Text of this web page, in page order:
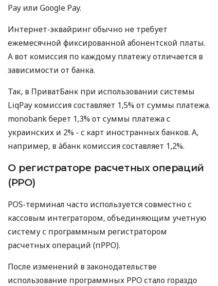
Pay или Google Pay.
Интернет-эквайринг обычно не требует
ежемесячной фиксированной абонентской платы.
А вот комиссия по каждому платежу отличается в
зависимости от банка.
Так, в ПриватБанк при использовании системы
LiqPay комиссия составляет 1,5% от суммы платежа.
monobank берет 1,3% от суммы платежа с
украинских и 2% - с карт иностранных банков. А,
например, в àбанк комиссия составляет 1,2%.
О регистраторе расчетных операций
(РРО)
POS-терминал часто используется совместно с
кассовым интегратором, объединяющим учетную
систему с программным регистратором
расчетных операций (пРРО).
После изменений в законодательстве
использование программных РРО стало гораздо